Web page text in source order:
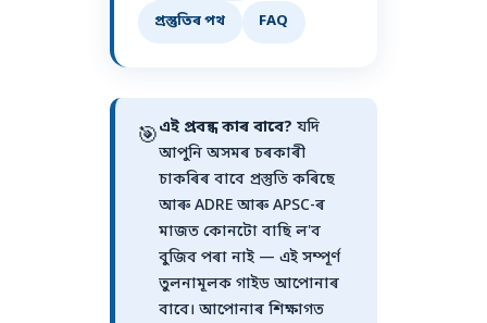
প্ৰস্তুতিৰ পথ FAQ
🎯এই প্ৰবন্ধ কাৰ বাবে? যদি
আপুনি অসমৰ চৰকাৰী
চাকৰিৰ বাবে প্ৰস্তুতি কৰিছে
আৰু ADRE আৰু APSC-ৰ
মাজত কোনটো বাছি ল'ব
বুজিব পৰা নাই — এই সম্পূৰ্ণ
তুলনামূলক গাইড আপোনাৰ
বাবে। আপোনাৰ শিক্ষাগত